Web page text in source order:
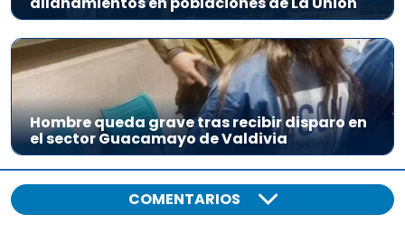
Hombre queda grave tras recibir disparo en
el sector Guacamayo de Valdivia
COMENTARIOS